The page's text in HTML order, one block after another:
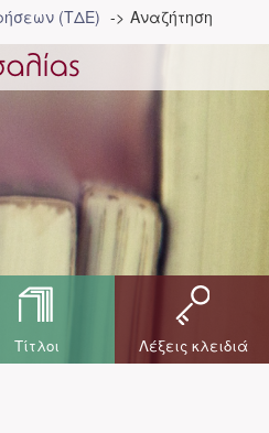
(ΤΔΕ) Αναζήτηση
Τίτλοι Λέξεις κλειδιά